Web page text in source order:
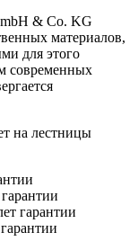
& Со. KG
материалов,
для этого
современных
на лестницы
гарантии